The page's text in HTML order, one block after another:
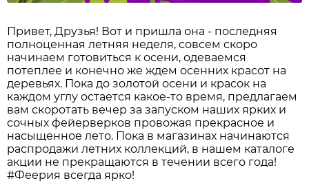
Привет, Друзья! Вот и пришла она - последняя
полноценная летняя неделя, совсем скоро
начинаем готовиться к осени, одеваемся
потеплее и конечно же ждем осенних красот на
деревьях. Пока до золотой осени и красок на
каждом углу остается какое-то время, предлагаем
вам скоротать вечер за запуском наших ярких и
сочных фейерверков провожая прекрасное и
насыщенное лето. Пока в магазинах начинаются
распродажи летних коллекций, в нашем каталоге
акции не прекращаются в течении всего года!
#Феерия всегда ярко!